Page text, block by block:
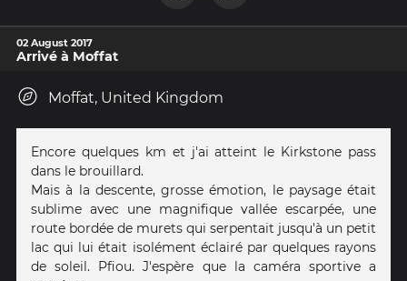
02 August 2017
Arrivé à Moffat
Moffat, United Kingdom
Encore quelques km et j'ai atteint le Kirkstone pass
dans le brouillard.
Mais à la descente, grosse émotion, le paysage était
sublime avec une magnifique vallée escarpée, une
route bordée de murets qui serpentait jusqu'à un petit
lac qui lui était isolément éclairé par quelques rayons
de soleil. Pfiou. J'espère que la caméra sportive a